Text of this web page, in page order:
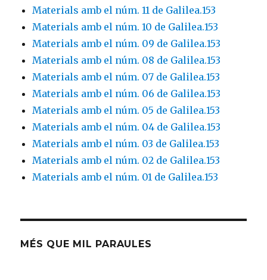
Materials amb el núm. 11 de Galilea.153
Materials amb el núm. 10 de Galilea.153
Materials amb el núm. 09 de Galilea.153
Materials amb el núm. 08 de Galilea.153
Materials amb el núm. 07 de Galilea.153
Materials amb el núm. 06 de Galilea.153
Materials amb el núm. 05 de Galilea.153
Materials amb el núm. 04 de Galilea.153
Materials amb el núm. 03 de Galilea.153
Materials amb el núm. 02 de Galilea.153
Materials amb el núm. 01 de Galilea.153
MÉS QUE MIL PARAULES